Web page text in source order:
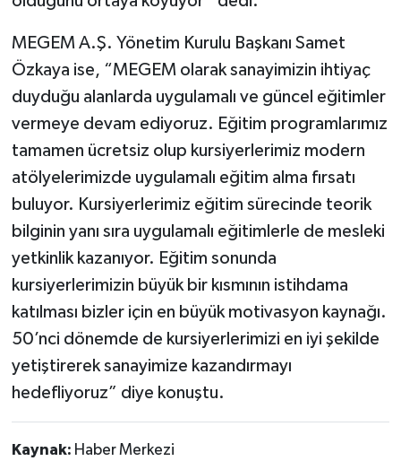
MEGEM A.Ş. Yönetim Kurulu Başkanı Samet
Özkaya ise, “MEGEM olarak sanayimizin ihtiyaç
duyduğu alanlarda uygulamalı ve güncel eğitimler
vermeye devam ediyoruz. Eğitim programlarımız
tamamen ücretsiz olup kursiyerlerimiz modern
atölyelerimizde uygulamalı eğitim alma fırsatı
buluyor. Kursiyerlerimiz eğitim sürecinde teorik
bilginin yanı sıra uygulamalı eğitimlerle de mesleki
yetkinlik kazanıyor. Eğitim sonunda
kursiyerlerimizin büyük bir kısmının istihdama
katılması bizler için en büyük motivasyon kaynağı.
50’nci dönemde de kursiyerlerimizi en iyi şekilde
yetiştirerek sanayimize kazandırmayı
hedefliyoruz” diye konuştu.
Kaynak: Haber Merkezi